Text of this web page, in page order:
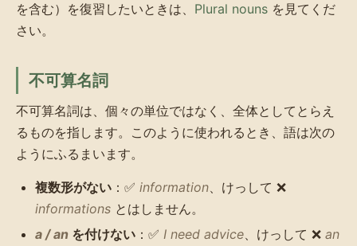
を含む）を復習したいときは、 Plural nouns を見てくだ
さい。
不可算名詞
不可算名詞は、個々の単位ではなく、全体としてとらえ
るものを指します。このように使われるとき、語は次の
ようにふるまいます。
複数形がない ：✅ information 、けっして ❌
informations とはしません。
a / an を付けない ：✅ I need advice 、けっして ❌ an